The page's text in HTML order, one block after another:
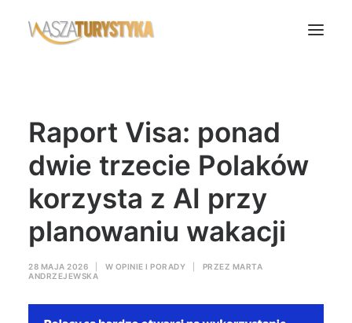
Biura podróży
Transport
Noclegi
Polska
Świat
Rok Kobiet
Raport Visa: ponad
dwie trzecie Polaków
korzysta z AI przy
planowaniu wakacji
28 MAJA 2026 W OPINIE I PORADY PRZEZ MARTA
ANDRZEJEWSKA